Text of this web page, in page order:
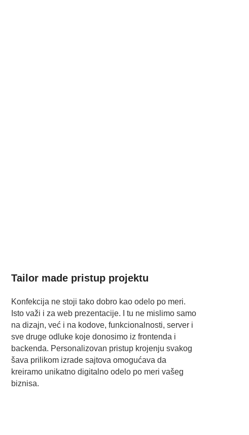
Tailor made pristup projektu
Konfekcija ne stoji tako dobro kao odelo po meri.
Isto važi i za web prezentacije. I tu ne mislimo samo
na dizajn, već i na kodove, funkcionalnosti, server i
sve druge odluke koje donosimo iz frontenda i
backenda. Personalizovan pristup krojenju svakog
šava prilikom izrade sajtova omogućava da
kreiramo unikatno digitalno odelo po meri vašeg
biznisa.